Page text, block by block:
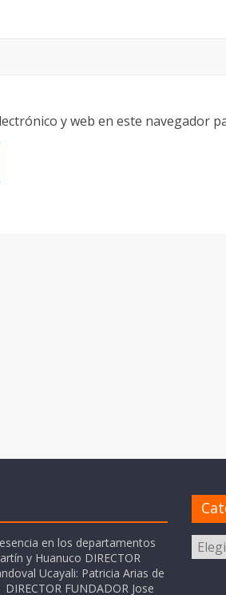
y web en este navegador
en los departamentos
y Huanuco DIRECTOR
Ucayali: Patricia Arias de
FUNDADOR Jose